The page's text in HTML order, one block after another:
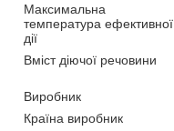
Максимальна
температура ефективної
дії
Вміст діючої речовини
Виробник
Країна виробник